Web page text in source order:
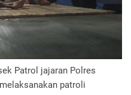
Patrol jajaran Polres
patroli